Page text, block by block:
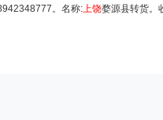
。名称:上饶婺源县转货。